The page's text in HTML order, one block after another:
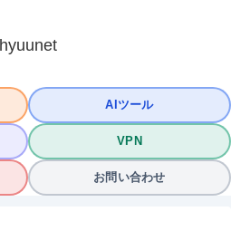
hyuunet
AIツール
VPN
お問い合わせ